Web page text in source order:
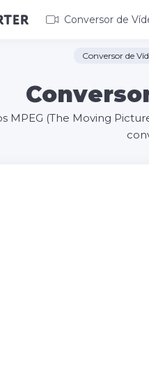
Conversor de
Conversor de
MPEG (The Moving